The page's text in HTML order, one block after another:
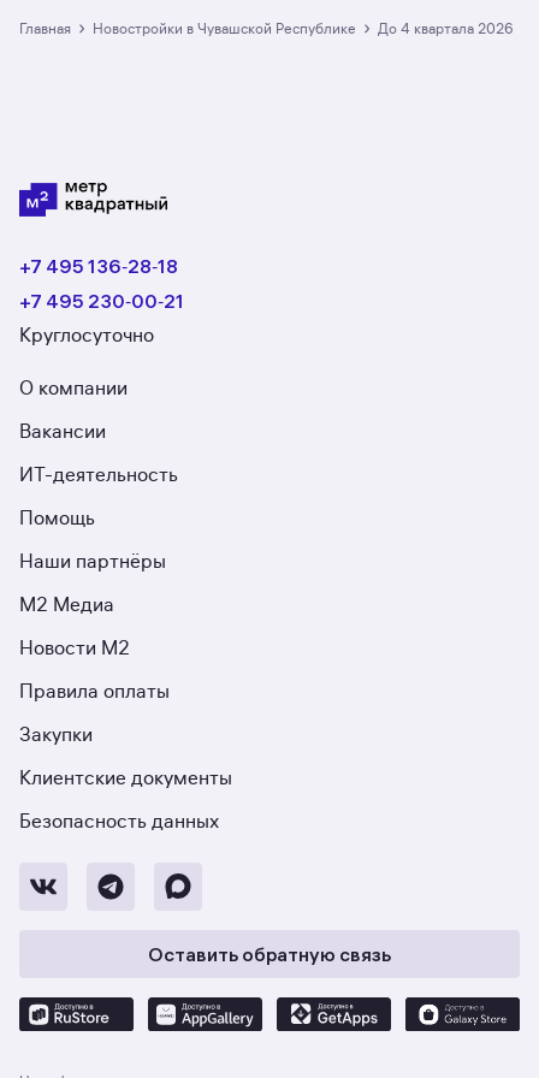
в Чувашской Республике: в разделе размещено
Главная › Новостройки в Чувашской Республике › до 4 квартала 2026
+7 495 136‑28‑18
+7 495 230‑00‑21
Круглосуточно
О компании
Вакансии
ИТ-деятельность
Помощь
Наши партнёры
М2 Медиа
Новости М2
Правила оплаты
Закупки
Клиентские документы
Безопасность данных
Оставить обратную связь